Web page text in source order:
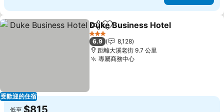
受歡迎的住宿
分享 加入我的最愛
Duke Business Hotel
3 星級
6.9
8,128
距離大溪老街 9.7 公里
專屬商務中心查看價格
低至 $815